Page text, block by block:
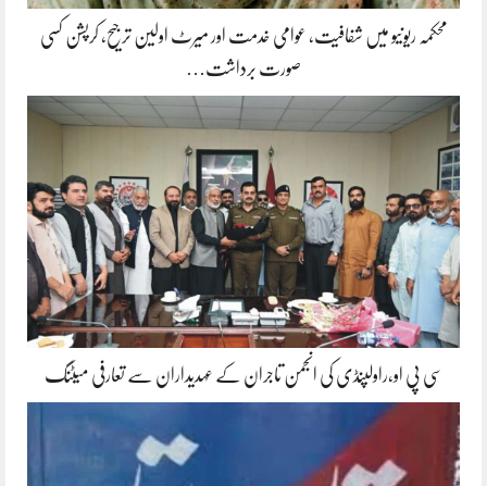
محکمہ ریونیو میں شفافیت، عوامی خدمت اور میرٹ اولین ترجیح، کرپشن کسی
صورت برداشت…
سی پی او،راولپنڈی کی انجمن تاجران کے عہدیداران سے تعارفی میٹنگ